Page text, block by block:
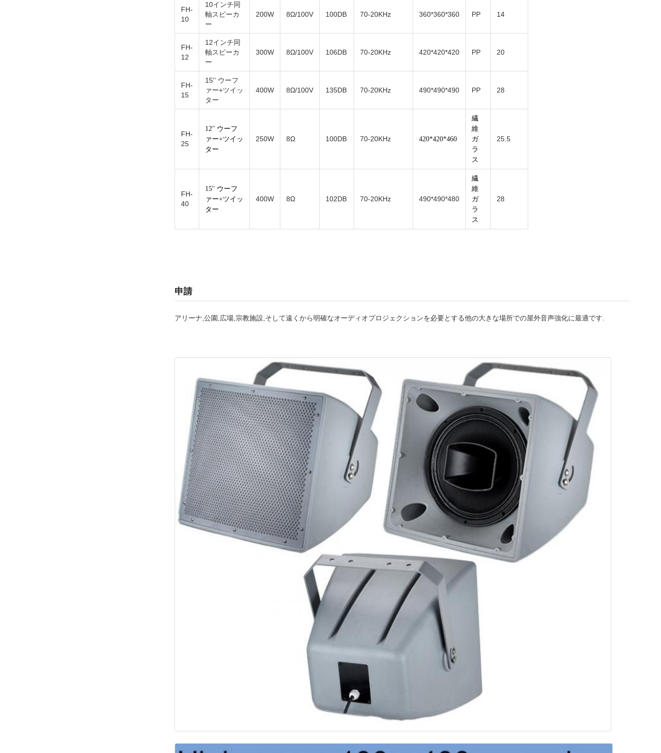
FH-
10
10インチ同
軸スピーカ
ー
200W 8Ω/100V 100DB 70-20KHz 360*360*360 PP 14
FH-
12
12インチ同
軸スピーカ
ー
300W 8Ω/100V 106DB 70-20KHz 420*420*420 PP 20
FH-
15
15'' ウーフ
ァー+ツイッ
ター
400W 8Ω/100V 135DB 70-20KHz 490*490*490 PP 28
FH-
25
12'' ウーフ
ァー+ツイッ
ター
250W 8Ω 100DB 70-20KHz 420*420*460
繊
維
ガ
ラ
ス
25.5
FH-
40
15'' ウーフ
ァー+ツイッ
ター
400W 8Ω 102DB 70-20KHz 490*490*480
繊
維
ガ
ラ
ス
28
申請
アリーナ,公園,広場,宗教施設,そして遠くから明確なオーディオプロジェクションを必要とする他の大きな場所での屋外音声強化に最適です.